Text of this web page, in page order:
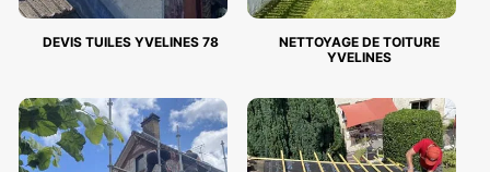
DEVIS TUILES YVELINES 78
NETTOYAGE DE TOITURE
YVELINES